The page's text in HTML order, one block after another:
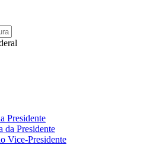
Presidente
da Presidente
Vice-Presidente